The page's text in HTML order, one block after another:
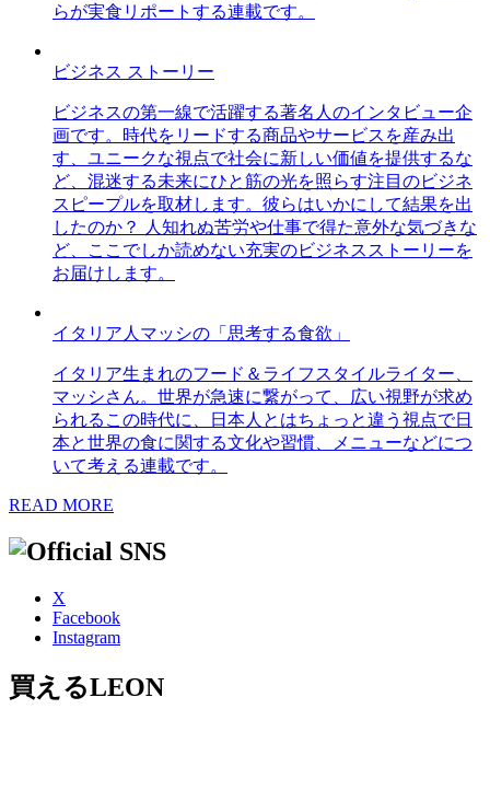
らが実食リポートする連載です。
ビジネス ストーリー
ビジネスの第一線で活躍する著名人のインタビュー企
画です。時代をリードする商品やサービスを産み出
す、ユニークな視点で社会に新しい価値を提供するな
ど、混迷する未来にひと筋の光を照らす注目のビジネ
スピープルを取材します。彼らはいかにして結果を出
したのか？ 人知れぬ苦労や仕事で得た意外な気づきな
ど、ここでしか読めない充実のビジネスストーリーを
お届けします。
イタリア人マッシの「思考する食欲」
イタリア生まれのフード＆ライフスタイルライター、
マッシさん。世界が急速に繋がって、広い視野が求め
られるこの時代に、日本人とはちょっと違う視点で日
本と世界の食に関する文化や習慣、メニューなどにつ
いて考える連載です。
READ MORE
X
Facebook
Instagram
買えるLEON